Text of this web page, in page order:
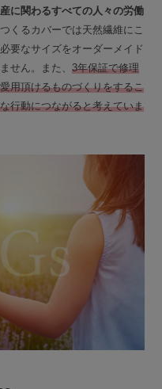
に関わるすべての人々の労働
つくるカバーでは天然繊維にこ
要なサイズをオーダーメイド
せん。また、3年保証で修理
用頂けるものづくりをするこ
行動につながると考えていま